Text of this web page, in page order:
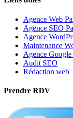
Agence Web
Agence SEO
Agence
Maintenance
Agence
Audit SEO
Rédaction web
Prendre RDV